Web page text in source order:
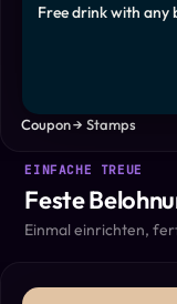
Free drink with any
Coupon → Stamps
EINFACHE TREUE
Feste
Einmal einrichten,